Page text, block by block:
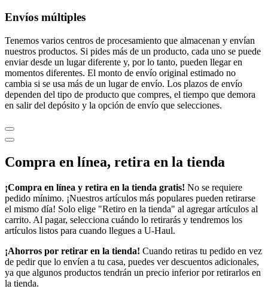
Envíos múltiples
Tenemos varios centros de procesamiento que almacenan y envían
nuestros productos. Si pides más de un producto, cada uno se puede
enviar desde un lugar diferente y, por lo tanto, pueden llegar en
momentos diferentes. El monto de envío original estimado no
cambia si se usa más de un lugar de envío. Los plazos de envío
dependen del tipo de producto que compres, el tiempo que demora
en salir del depósito y la opción de envío que selecciones.
Compra en línea, retira en la tienda
¡Compra en línea y retira en la tienda gratis! No se requiere
pedido mínimo. ¡Nuestros artículos más populares pueden retirarse
el mismo día! Solo elige "Retiro en la tienda" al agregar artículos al
carrito. Al pagar, selecciona cuándo lo retirarás y tendremos los
artículos listos para cuando llegues a U-Haul.
¡Ahorros por retirar en la tienda! Cuando retiras tu pedido en vez
de pedir que lo envíen a tu casa, puedes ver descuentos adicionales,
ya que algunos productos tendrán un precio inferior por retirarlos en
la tienda.